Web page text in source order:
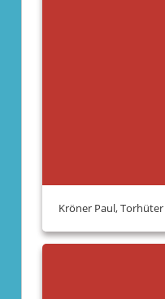
Kröner Paul, Torhüter